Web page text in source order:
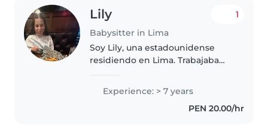
Lily
Babysitter in Lima
1
Soy Lily, una estadounidense
residiendo en Lima. Trabajaba
en una escuela primaria de
España y, a la vez, di clases
particulares de inglés y mantuve
Experience: > 7 years
PEN 20.00/hr